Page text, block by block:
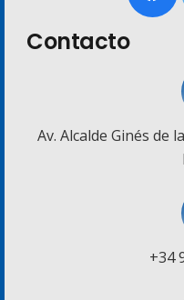
Contacto
Av. Alcalde Ginés de
+34